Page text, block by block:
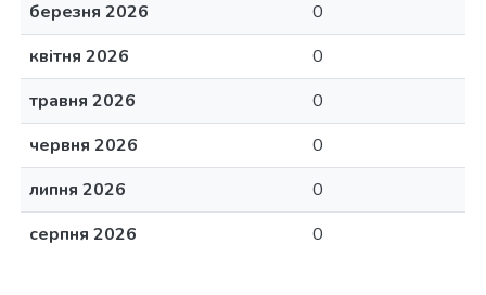
березня 2026
0
квітня 2026
0
травня 2026
0
червня 2026
0
липня 2026
0
серпня 2026
0